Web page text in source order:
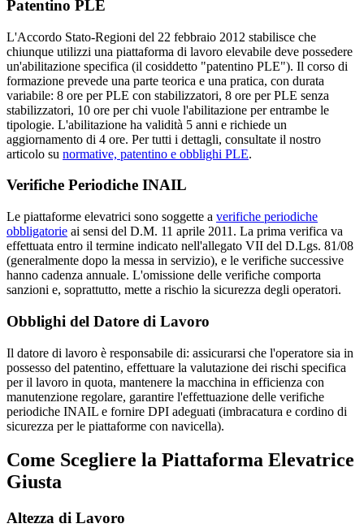
Patentino PLE
L'Accordo Stato-Regioni del 22 febbraio 2012 stabilisce che
chiunque utilizzi una piattaforma di lavoro elevabile deve possedere
un'abilitazione specifica (il cosiddetto "patentino PLE"). Il corso di
formazione prevede una parte teorica e una pratica, con durata
variabile: 8 ore per PLE con stabilizzatori, 8 ore per PLE senza
stabilizzatori, 10 ore per chi vuole l'abilitazione per entrambe le
tipologie. L'abilitazione ha validità 5 anni e richiede un
aggiornamento di 4 ore. Per tutti i dettagli, consultate il nostro
articolo su normative, patentino e obblighi PLE.
Verifiche Periodiche INAIL
Le piattaforme elevatrici sono soggette a verifiche periodiche
obbligatorie ai sensi del D.M. 11 aprile 2011. La prima verifica va
effettuata entro il termine indicato nell'allegato VII del D.Lgs. 81/08
(generalmente dopo la messa in servizio), e le verifiche successive
hanno cadenza annuale. L'omissione delle verifiche comporta
sanzioni e, soprattutto, mette a rischio la sicurezza degli operatori.
Obblighi del Datore di Lavoro
Il datore di lavoro è responsabile di: assicurarsi che l'operatore sia in
possesso del patentino, effettuare la valutazione dei rischi specifica
per il lavoro in quota, mantenere la macchina in efficienza con
manutenzione regolare, garantire l'effettuazione delle verifiche
periodiche INAIL e fornire DPI adeguati (imbracatura e cordino di
sicurezza per le piattaforme con navicella).
Come Scegliere la Piattaforma Elevatrice
Giusta
Altezza di Lavoro